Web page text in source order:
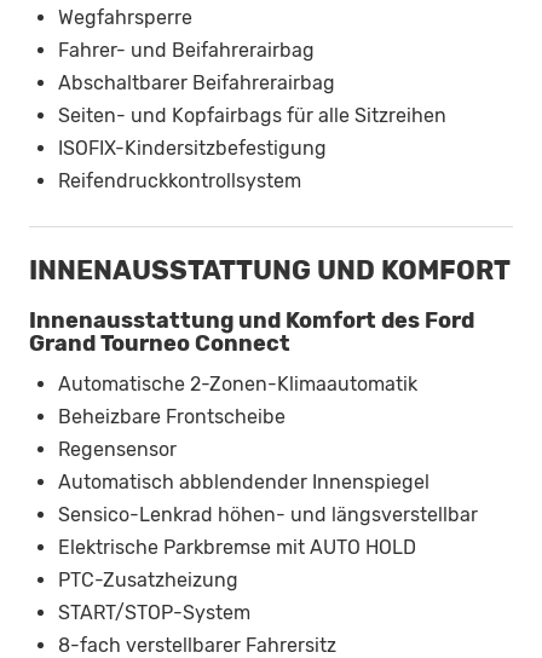
Wegfahrsperre
Fahrer- und Beifahrerairbag
Abschaltbarer Beifahrerairbag
Seiten- und Kopfairbags für alle Sitzreihen
ISOFIX-Kindersitzbefestigung
Reifendruckkontrollsystem
INNENAUSSTATTUNG UND KOMFORT
Innenausstattung und Komfort des Ford
Grand Tourneo Connect
Automatische 2-Zonen-Klimaautomatik
Beheizbare Frontscheibe
Regensensor
Automatisch abblendender Innenspiegel
Sensico-Lenkrad höhen- und längsverstellbar
Elektrische Parkbremse mit AUTO HOLD
PTC-Zusatzheizung
START/STOP-System
8-fach verstellbarer Fahrersitz